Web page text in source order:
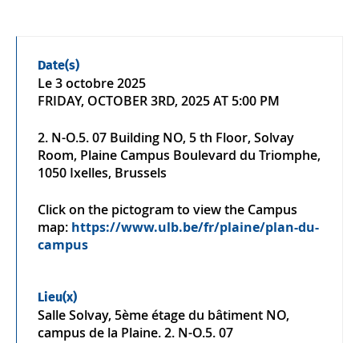
Date(s)
Le3 octobre 2025
FRIDAY, OCTOBER 3RD, 2025 AT 5:00 PM
2. N-O.5. 07 Building NO, 5 th Floor, Solvay
Room, Plaine Campus Boulevard du Triomphe,
1050 Ixelles, Brussels
Click on the pictogram to view the Campus
map: https://www.ulb.be/fr/plaine/plan-du-
campus
Lieu(x)
Salle Solvay, 5ème étage du bâtiment NO,
campus de la Plaine. 2. N-O.5. 07